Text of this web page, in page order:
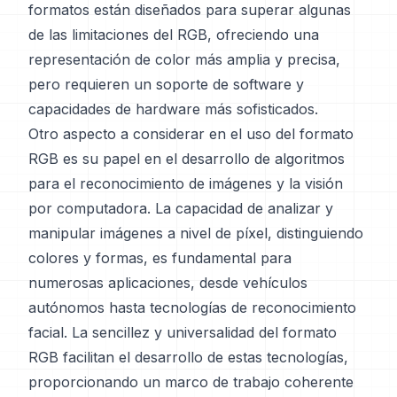
formatos están diseñados para superar algunas
de las limitaciones del RGB, ofreciendo una
representación de color más amplia y precisa,
pero requieren un soporte de software y
capacidades de hardware más sofisticados.
Otro aspecto a considerar en el uso del formato
RGB es su papel en el desarrollo de algoritmos
para el reconocimiento de imágenes y la visión
por computadora. La capacidad de analizar y
manipular imágenes a nivel de píxel, distinguiendo
colores y formas, es fundamental para
numerosas aplicaciones, desde vehículos
autónomos hasta tecnologías de reconocimiento
facial. La sencillez y universalidad del formato
RGB facilitan el desarrollo de estas tecnologías,
proporcionando un marco de trabajo coherente